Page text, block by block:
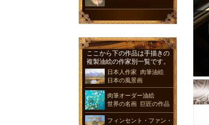
ここから下の作品は手描きの
複製油絵の作家別一覧です。
日本人作家 肉筆油絵
日本の風景画
肉筆オーダー油絵
世界の名画 巨匠の作品
フィンセント・ファン・